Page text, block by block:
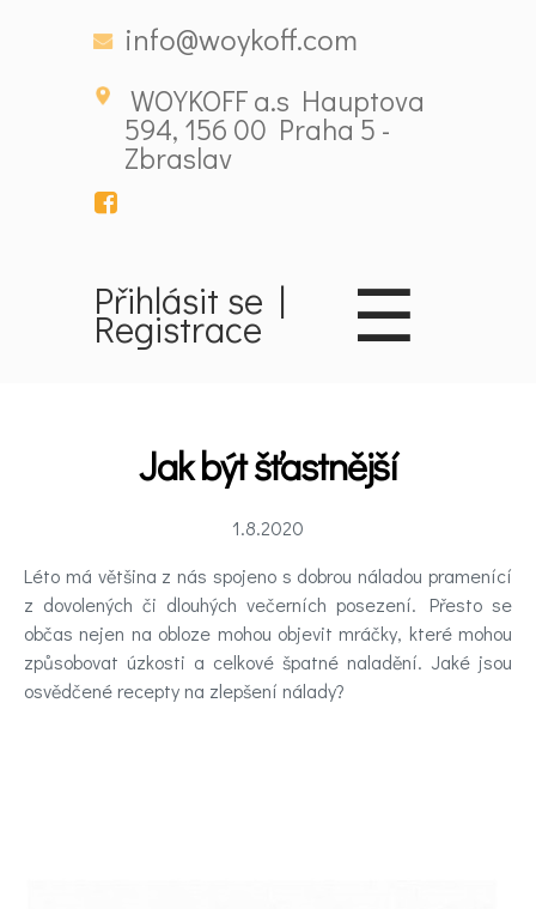
info@woykoff.com
WOYKOFF a.s Hauptova
594, 156 00 Praha 5 -
Zbraslav
Přihlásit se |
Registrace
Domů
ovlivňující
nálady
Novinky
Poradna
a
☰
Jak být šťastnější
1.8.2020
Léto má většina z nás spojeno s dobrou náladou pramenící
z dovolených či dlouhých večerních posezení. Přesto se
občas nejen na obloze mohou objevit mráčky, které mohou
způsobovat úzkosti a celkové špatné naladění. Jaké jsou
osvědčené recepty na zlepšení nálady?